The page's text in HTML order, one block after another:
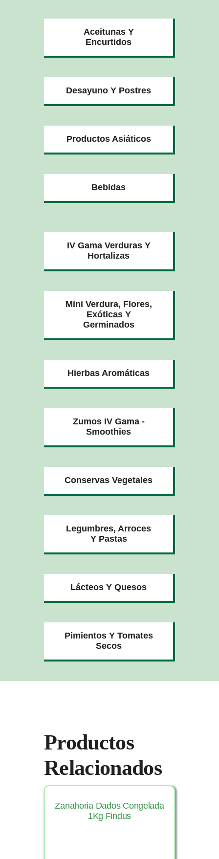
Aceitunas Y
Encurtidos
Desayuno Y Postres
Productos Asiáticos
Bebidas
IV Gama Verduras Y
Hortalizas
Mini Verdura, Flores,
Exóticas Y
Germinados
Hierbas Aromáticas
Zumos IV Gama -
Smoothies
Conservas Vegetales
Legumbres, Arroces
Y Pastas
Lácteos Y Quesos
Pimientos Y Tomates
Secos
Productos
Relacionados
Zanahoria Dados Congelada
1Kg Findus